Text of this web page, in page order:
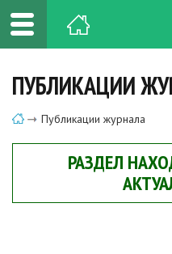
ПУБЛИКАЦИИ
Публикации журнала
РАЗДЕЛ